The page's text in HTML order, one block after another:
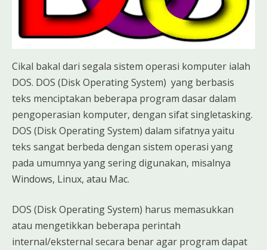
Cikal bakal dari segala sistem operasi komputer ialah
DOS. DOS (Disk Operating System) yang berbasis
teks menciptakan beberapa program dasar dalam
pengoperasian komputer, dengan sifat singletasking.
DOS (Disk Operating System) dalam sifatnya yaitu
teks sangat berbeda dengan sistem operasi yang
pada umumnya yang sering digunakan, misalnya
Windows, Linux, atau Mac.
DOS (Disk Operating System) harus memasukkan
atau mengetikkan beberapa perintah
internal/eksternal secara benar agar program dapat